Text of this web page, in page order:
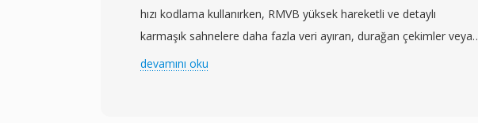
hızı kodlama kullanırken, RMVB yüksek hareketli ve detaylı
karmaşık sahnelere daha fazla veri ayıran, durağan çekimler veya
geçiş sahneleri gibi daha basit bölümlere işe daha az bit aktaran
devamını oku